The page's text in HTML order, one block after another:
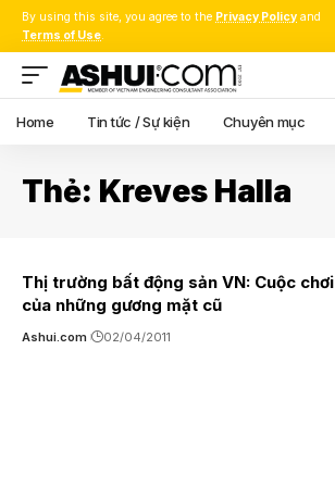
By using this site, you agree to the Privacy Policy and
Terms of Use.
Home Tin tức / Sự kiện Chuyên mục
Thẻ: Kreves Halla
Thị trường bất động sản VN: Cuộc chơi
của những gương mặt cũ
Ashui.com 02/04/2011